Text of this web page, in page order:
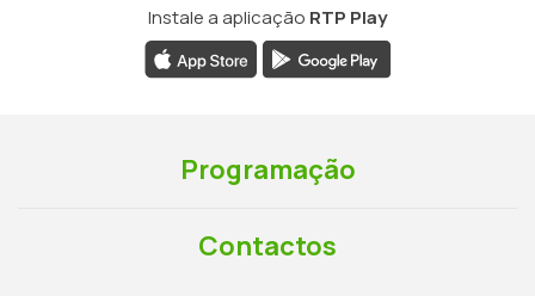
Instale a aplicação RTP Play
Programação
Contactos